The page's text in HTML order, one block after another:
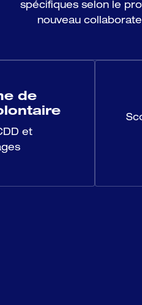
spécifiques selon le
nouveau
de
et